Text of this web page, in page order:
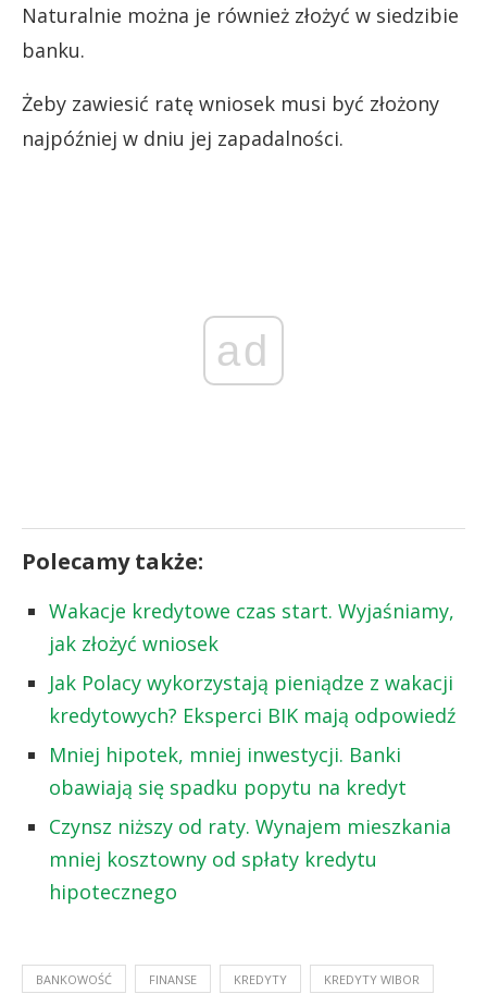
Naturalnie można je również złożyć w siedzibie
banku.
Żeby zawiesić ratę wniosek musi być złożony
najpóźniej w dniu jej zapadalności.
ad
Polecamy także:
Wakacje kredytowe czas start. Wyjaśniamy,
jak złożyć wniosek
Jak Polacy wykorzystają pieniądze z wakacji
kredytowych? Eksperci BIK mają odpowiedź
Mniej hipotek, mniej inwestycji. Banki
obawiają się spadku popytu na kredyt
Czynsz niższy od raty. Wynajem mieszkania
mniej kosztowny od spłaty kredytu
hipotecznego
BANKOWOŚĆ FINANSE KREDYTY KREDYTY WIBOR